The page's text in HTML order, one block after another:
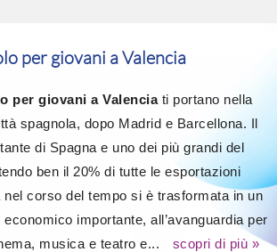
per giovani a Valencia
per giovani a Valenciati portano nella
spagnola, dopo Madrid e Barcellona. Il
di Spagna e uno dei più grandi del
ben il 20% di tutte le esportazioni
nel corso del tempo si è trasformata in un
importante, all’avanguardia per
musica e teatro e...
scopri di più »